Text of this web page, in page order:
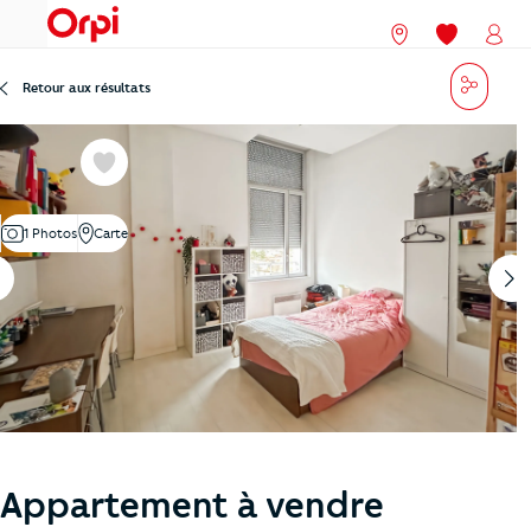
menu Nos agences
Mes
Retour aux résultats
Favoris
1 Photos Carte
Appartement à vendre